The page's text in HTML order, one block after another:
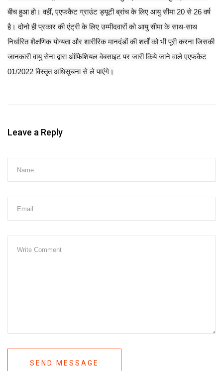
बीच हुआ हो। वहीं, एएफकैट ग्राउंट ड्यूटी ब्रांच के लिए आयु सीमा 20 से 26 वर्ष
है। दोनो ही प्रकार की एंट्री के लिए उम्मीदवारों को आयु सीमा के साथ-साथ
निर्धारित शैक्षणिक योग्यता और शारीरिक मानदंडों की शर्तों को भी पूरी करना जिसकी
जानकारी वायु सेना द्वारा ऑफिशियल वेबसाइट पर जारी किये जाने वाले एएफकैट
01/2022 विस्तृत अधिसूचना से ले पाएंगे।
Leave a Reply
SEND MESSAGE